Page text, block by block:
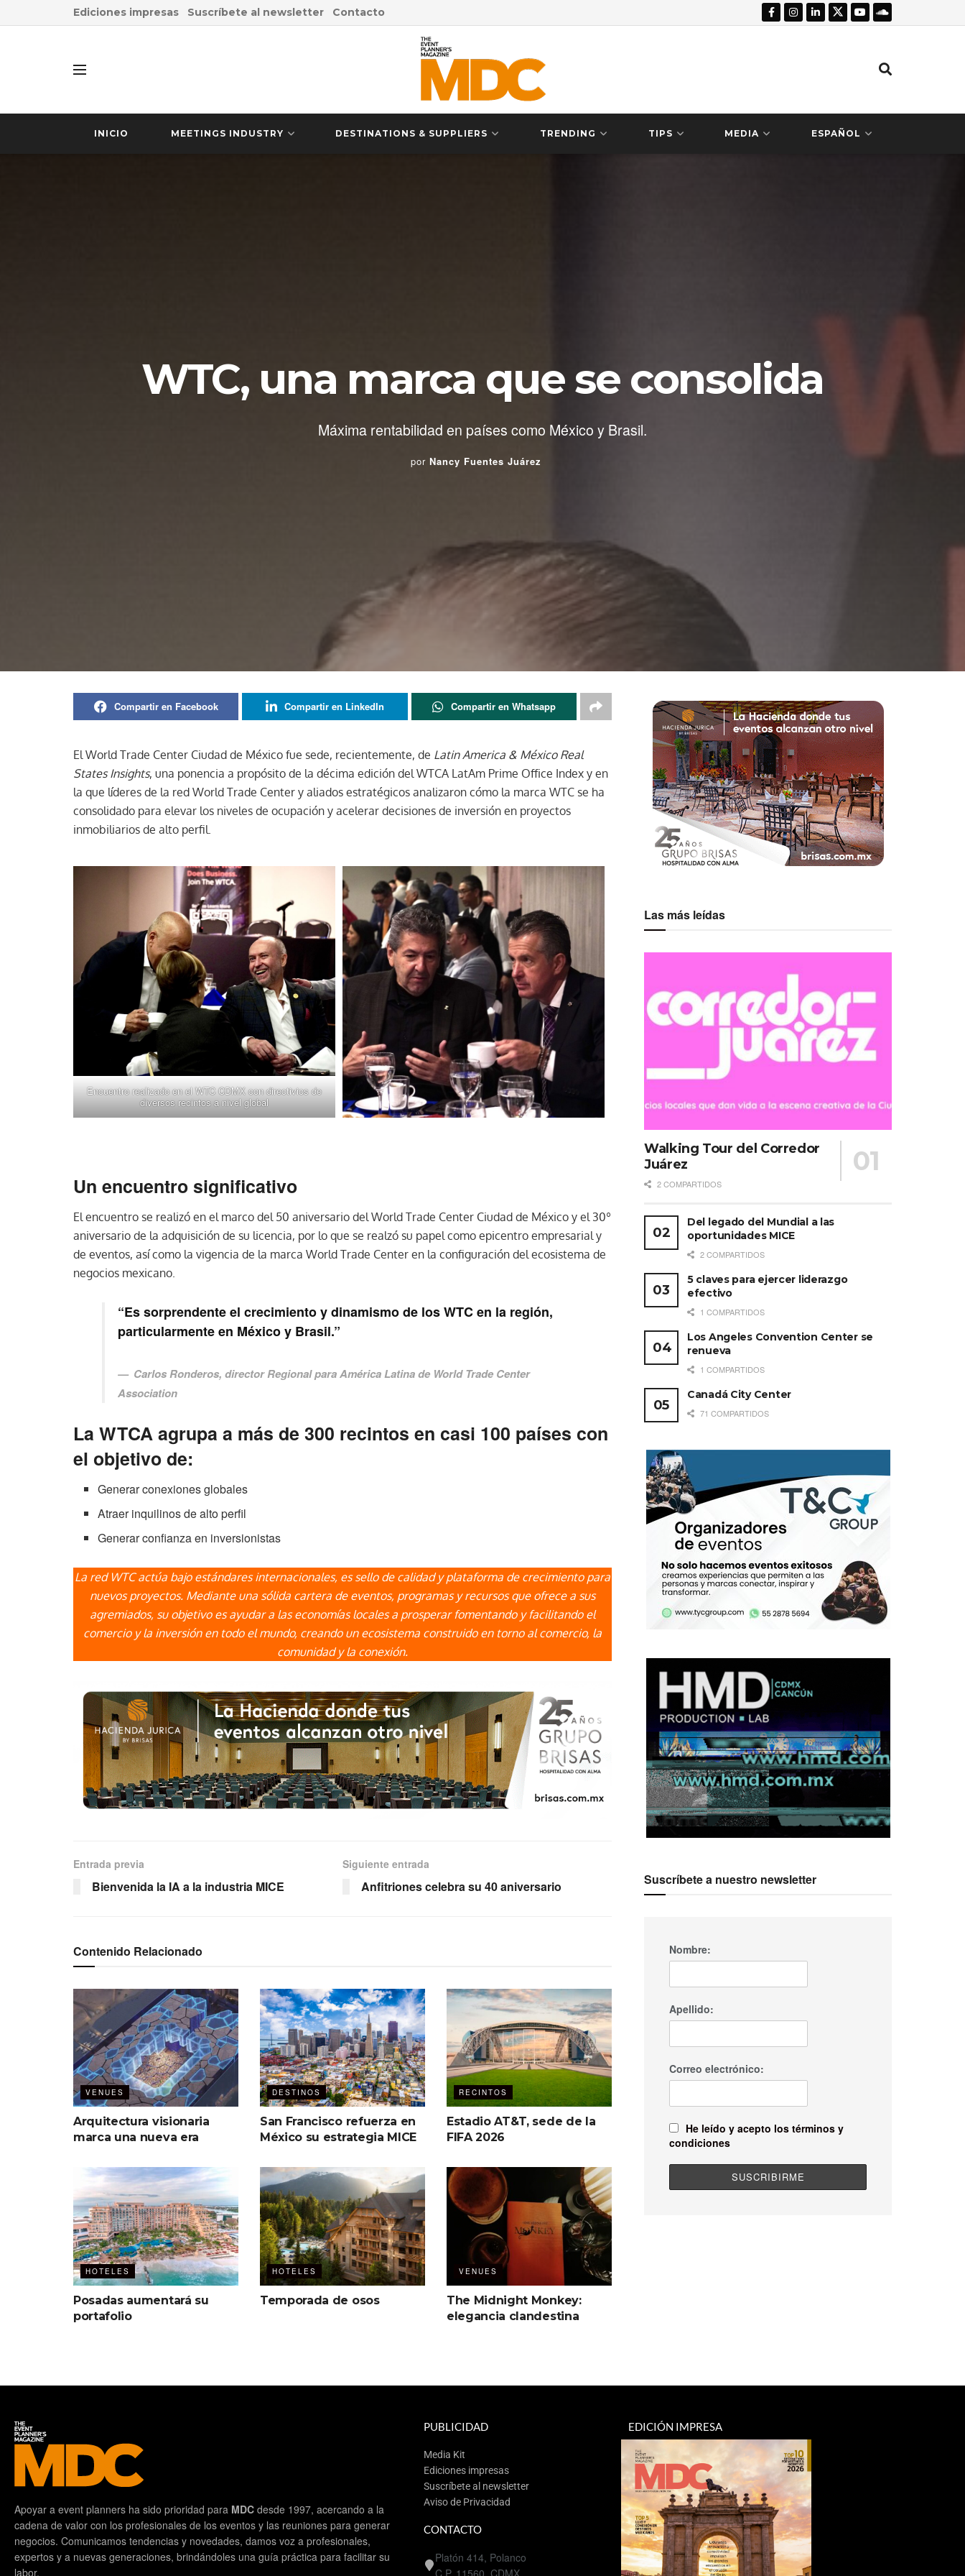
Ediciones impresas Suscríbete al newsletter Contacto
INICIO MEETINGS INDUSTRY DESTINATIONS & SUPPLIERS TRENDING TIPS MEDIA ESPAÑOL
WTC, una marca que se consolida
Máxima rentabilidad en países como México y Brasil.
por Nancy Fuentes Juárez
Compartir en Facebook Compartir en LinkedIn Compartir en Whatsapp
El World Trade Center Ciudad de México fue sede, recientemente, de Latin America & México Real
States Insights, una ponencia a propósito de la décima edición del WTCA LatAm Prime Office Index y en
la que líderes de la red World Trade Center y aliados estratégicos analizaron cómo la marca WTC se ha
consolidado para elevar los niveles de ocupación y acelerar decisiones de inversión en proyectos
inmobiliarios de alto perfil.
Encuentro realizado en el WTC CDMX con directivios de
diversos recintos a nivel global
Un encuentro significativo
El encuentro se realizó en el marco del 50 aniversario del World Trade Center Ciudad de México y el 30º
aniversario de la adquisición de su licencia, por lo que se realzó su papel como epicentro empresarial y
de eventos, así como la vigencia de la marca World Trade Center en la configuración del ecosistema de
negocios mexicano.
“Es sorprendente el crecimiento y dinamismo de los WTC en la región,
particularmente en México y Brasil.”
Carlos Ronderos, director Regional para América Latina de World Trade Center
Association
La WTCA agrupa a más de 300 recintos en casi 100 países con
el objetivo de:
Generar conexiones globales
Atraer inquilinos de alto perfil
Generar confianza en inversionistas
La red WTC actúa bajo estándares internacionales, es sello de calidad y plataforma de crecimiento para
nuevos proyectos. Mediante una sólida cartera de eventos, programas y recursos que ofrece a sus
agremiados, su objetivo es ayudar a las economías locales a prosperar fomentando y facilitando el
comercio y la inversión en todo el mundo, creando un ecosistema construido en torno al comercio, la
comunidad y la conexión.
Entrada previa
Bienvenida la IA a la industria MICE
Siguiente entrada
Anfitriones celebra su 40 aniversario
Contenido Relacionado
VENUES
Arquitectura visionaria
marca una nueva era
DESTINOS
San Francisco refuerza en
México su estrategia MICE
RECINTOS
Estadio AT&T, sede de la
FIFA 2026
HOTELES
Posadas aumentará su
portafolio
HOTELES
Temporada de osos
VENUES
The Midnight Monkey:
elegancia clandestina
Las más leídas
Walking Tour del Corredor
Juárez
2 COMPARTIDOS
Del legado del Mundial a las
oportunidades MICE
2 COMPARTIDOS
5 claves para ejercer liderazgo
efectivo
1 COMPARTIDOS
Los Angeles Convention Center se
renueva
1 COMPARTIDOS
Canadá City Center
71 COMPARTIDOS
Suscríbete a nuestro newsletter
Nombre:
Apellido:
Correo electrónico:
He leído y acepto los términos y
condiciones
Apoyar a event planners ha sido prioridad para MDC desde 1997, acercando a la
cadena de valor con los profesionales de los eventos y las reuniones para generar
negocios. Comunicamos tendencias y novedades, damos voz a profesionales,
expertos y a nuevas generaciones, brindándoles una guía práctica para facilitar su
labor.
PUBLICIDAD
Media Kit
Ediciones impresas
Suscríbete al newsletter
Aviso de Privacidad
CONTACTO
Platón 414, Polanco
C.P. 11560, CDMX
EDICIÓN IMPRESA